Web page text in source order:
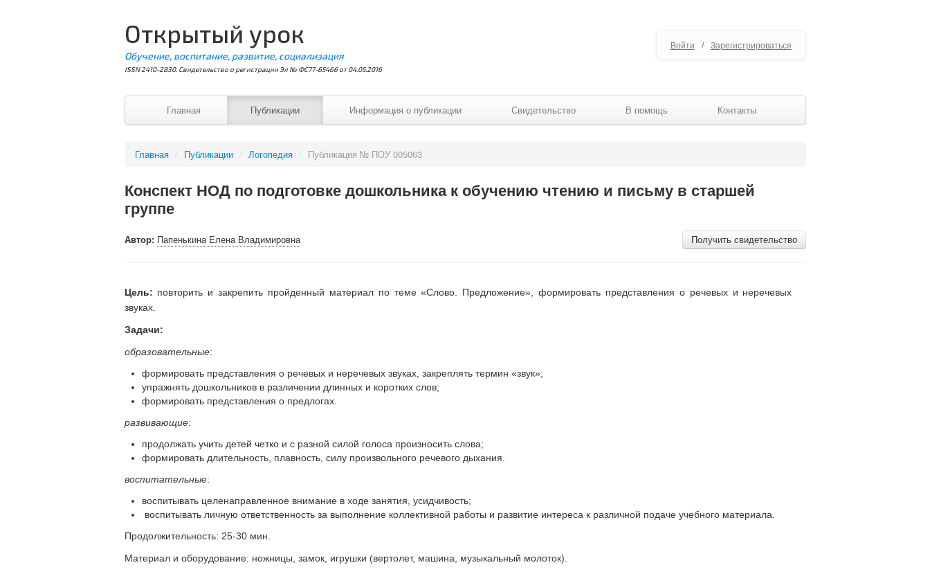
Открытый урок
Обучение, воспитание, развитие, социализация
ISSN 2410-2830. Свидетельство о регистрации Эл № ФС77-65466 от 04.05.2016
Войти / Зарегистрироваться
Главная Публикации Информация о публикации Свидетельство В помощь Контакты
Главная / Публикации / Логопедия / Публикация № ПОУ 005063
Конспект НОД по подготовке дошкольника к обучению чтению и письму в старшей
группе
Получить свидетельство
Автор: Папенькина Елена Владимировна
Цель: повторить и закрепить пройденный материал по теме «Слово. Предложение», формировать представления о речевых и неречевых
звуках.
Задачи:
образовательные:
формировать представления о речевых и неречевых звуках, закреплять термин «звук»;
упражнять дошкольников в различении длинных и коротких слов;
формировать представления о предлогах.
развивающие:
продолжать учить детей четко и с разной силой голоса про­износить слова;
формировать длительность, плавность, силу произвольного речевого дыхания.
воспитательные:
воспитывать целенаправленное внимание в ходе занятия, усидчивость;
воспитывать личную ответственность за выполнение коллективной работы и развитие интереса к различной подаче учебного материала
Продолжительность: 25-30 мин.
Материал и оборудование: ножницы, замок, игрушки (вертолет, машина, музыкальный молоток).